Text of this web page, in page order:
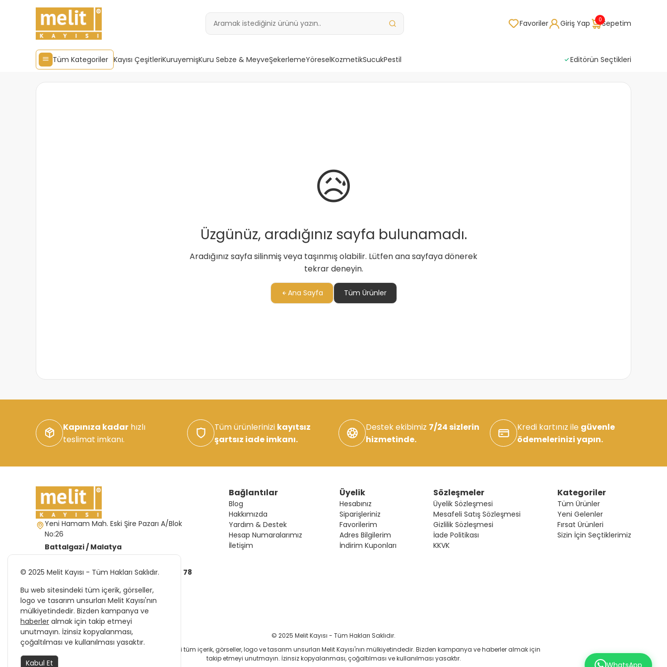
Favoriler Giriş Yap 0Sepetim
Tüm Kategoriler Kayısı ÇeşitleriKuruyemişKuru Sebze & MeyveŞekerlemeYöreselKozmetikSucukPestil Editörün Seçtikleri
😥
Üzgünüz, aradığınız sayfa bulunamadı.
Aradığınız sayfa silinmiş veya taşınmış olabilir. Lütfen ana sayfaya dönerek
tekrar deneyin.
Ana Sayfa Tüm Ürünler
Kapınıza kadar hızlı
teslimat imkanı.
Tüm ürünlerinizi kayıtsız
şartsız iade imkanı.
Destek ekibimiz 7/24 sizlerin
hizmetinde.
Kredi kartınız ile güvenle
ödemelerinizi yapın.
Yeni Hamam Mah. Eski Şire Pazarı A/Blok
No:26
Battalgazi / Malatya
(422) 323 02 86
(532) 334 44 78
Bağlantılar
Blog
Hakkımızda
Yardım & Destek
Hesap Numaralarımız
İletişim
Üyelik
Hesabınız
Siparişleriniz
Favorilerim
Adres Bilgilerim
İndirim Kuponları
Sözleşmeler
Üyelik Sözleşmesi
Mesafeli Satış Sözleşmesi
Gizlilik Sözleşmesi
İade Politikası
KKVK
Kategoriler
Tüm Ürünler
Yeni Gelenler
Fırsat Ürünleri
Sizin İçin Seçtiklerimiz
© 2025 Melit Kayısı - Tüm Hakları Saklıdır.
Bu web sitesindeki tüm içerik, görseller, logo ve tasarım unsurları Melit Kayısı'nın mülkiyetindedir. Bizden kampanya vehaberleralmak için
takip etmeyi unutmayın. İzinsiz kopyalanması, çoğaltılması ve kullanılması yasaktır.
© 2025 Melit Kayısı - Tüm Hakları Saklıdır.
Bu web sitesindeki tüm içerik, görseller,
logo ve tasarım unsurları Melit Kayısı'nın
mülkiyetindedir. Bizden kampanya ve
haberler almak için takip etmeyi
unutmayın. İzinsiz kopyalanması,
çoğaltılması ve kullanılması yasaktır.
Kabul Et WhatsApp